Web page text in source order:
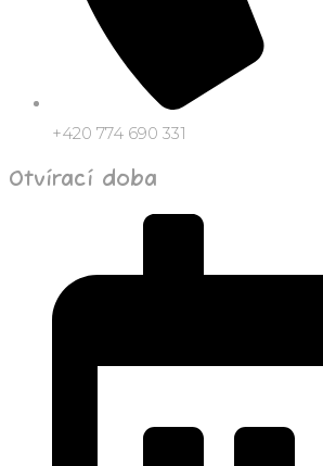
+420 774 690 331
Otvírací doba